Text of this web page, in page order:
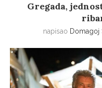
Gregada,
napisao Domagoj